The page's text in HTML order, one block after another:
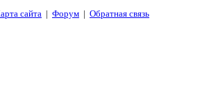
сайта | Форум | Обратная связь